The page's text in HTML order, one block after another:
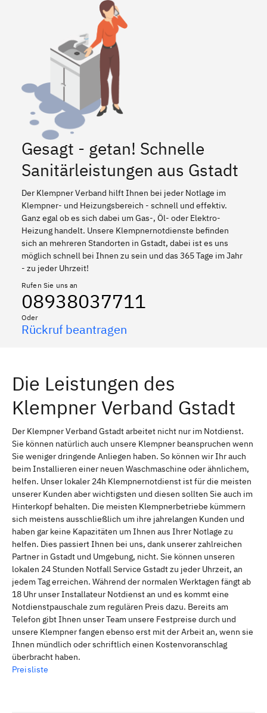
Gesagt - getan! Schnelle
Sanitärleistungen aus Gstadt
Der Klempner Verband hilft Ihnen bei jeder Notlage im
Klempner- und Heizungsbereich - schnell und effektiv.
Ganz egal ob es sich dabei um Gas-, Öl- oder Elektro-
Heizung handelt. Unsere Klempnernotdienste befinden
sich an mehreren Standorten in Gstadt, dabei ist es uns
möglich schnell bei Ihnen zu sein und das 365 Tage im Jahr
- zu jeder Uhrzeit!
Rufen Sie uns an
08938037711
Oder
Rückruf beantragen
Die Leistungen des
Klempner Verband Gstadt
Der Klempner Verband Gstadt arbeitet nicht nur im Notdienst.
Sie können natürlich auch unsere Klempner beanspruchen wenn
Sie weniger dringende Anliegen haben. So können wir Ihr auch
beim Installieren einer neuen Waschmaschine oder ähnlichem,
helfen. Unser lokaler 24h Klempnernotdienst ist für die meisten
unserer Kunden aber wichtigsten und diesen sollten Sie auch im
Hinterkopf behalten. Die meisten Klempnerbetriebe kümmern
sich meistens ausschließlich um ihre jahrelangen Kunden und
haben gar keine Kapazitäten um Ihnen aus Ihrer Notlage zu
helfen. Dies passiert Ihnen bei uns, dank unserer zahlreichen
Partner in Gstadt und Umgebung, nicht. Sie können unseren
lokalen 24 Stunden Notfall Service Gstadt zu jeder Uhrzeit, an
jedem Tag erreichen. Während der normalen Werktagen fängt ab
18 Uhr unser Installateur Notdienst an und es kommt eine
Notdienstpauschale zum regulären Preis dazu. Bereits am
Telefon gibt Ihnen unser Team unsere Festpreise durch und
unsere Klempner fangen ebenso erst mit der Arbeit an, wenn sie
Ihnen mündlich oder schriftlich einen Kostenvoranschlag
überbracht haben.
Preisliste